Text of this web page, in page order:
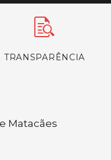
TRANSPARÊNCIA
Matacães